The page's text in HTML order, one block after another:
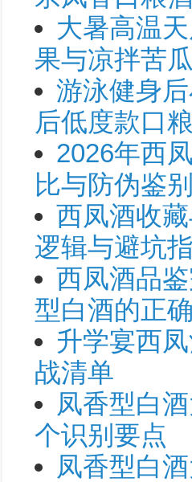
大暑高温
果与凉拌苦
游泳健身
后低度款口
2026年西
比与防伪鉴
西凤酒收
逻辑与避坑
西凤酒品
型白酒的正
升学宴西
战清单
凤香型白
个识别要点
凤香型白